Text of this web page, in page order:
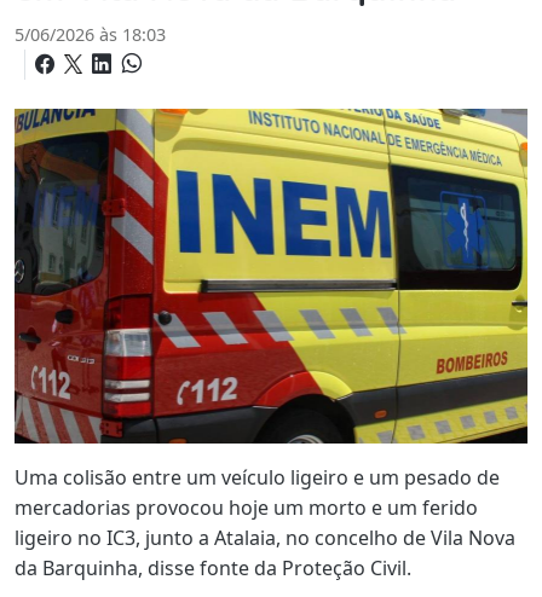
5/06/2026 às 18:03
Uma colisão entre um veículo ligeiro e um pesado de
mercadorias provocou hoje um morto e um ferido
ligeiro no IC3, junto a Atalaia, no concelho de Vila Nova
da Barquinha, disse fonte da Proteção Civil.